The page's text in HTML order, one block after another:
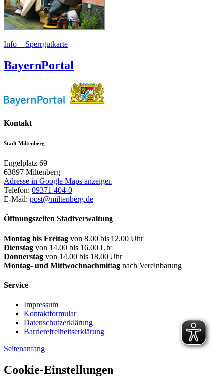
Info + Sperrgutkarte
BayernPortal
Kontakt
Stadt Miltenberg
Engelplatz 69
63897 Miltenberg
Adresse in Google Maps anzeigen
Telefon: 09371 404-0
E-Mail: post@miltenberg.de
Öffnungszeiten Stadtverwaltung
Montag bis Freitag von 8.00 bis 12.00 Uhr
Dienstag von 14.00 bis 16.00 Uhr
Donnerstag von 14.00 bis 18.00 Uhr
Montag- und Mittwochnachmittag nach Vereinbarung
Service
Impressum
Kontaktformular
Datenschutzerklärung
Barrierefreiheitserklärung
Seitenanfang
Cookie-Einstellungen